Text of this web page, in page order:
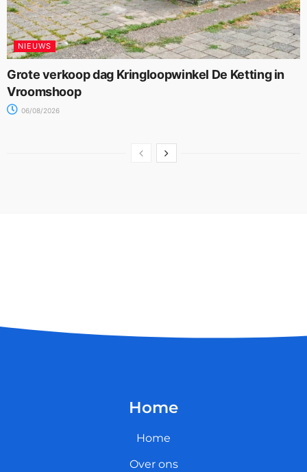
NIEUWS
Grote verkoop dag Kringloopwinkel De Ketting in
Vroomshoop
06/08/2026
Home
Home
Over ons